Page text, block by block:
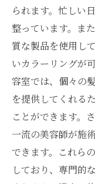
られます。忙しい
整っています。ま
質な製品を使用し
いカラーリングが
容室では、個々の
を提供してくれる
ことができます。
一流の美容師が施
できます。これら
しており、専門的